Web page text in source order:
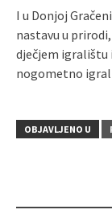
I u Donjoj
nastavu u
dječjem igralištu
nogometno
OBJAVLJENO U